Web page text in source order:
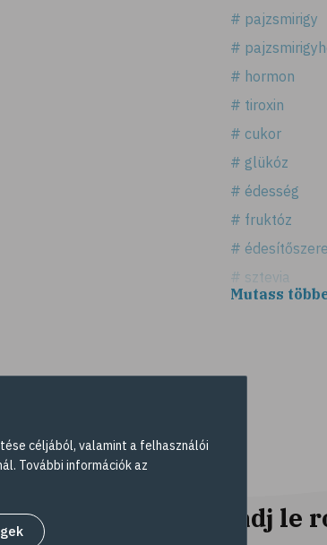
# pajzsmirigy
#
# hormon
# tiroxin
# cukor
# glükóz
# édesség
# fruktóz
#
# sztevia
# hal
# egészséges
Mutass
Ne maradj le
céljából, valamint a felhasználói
További információk az